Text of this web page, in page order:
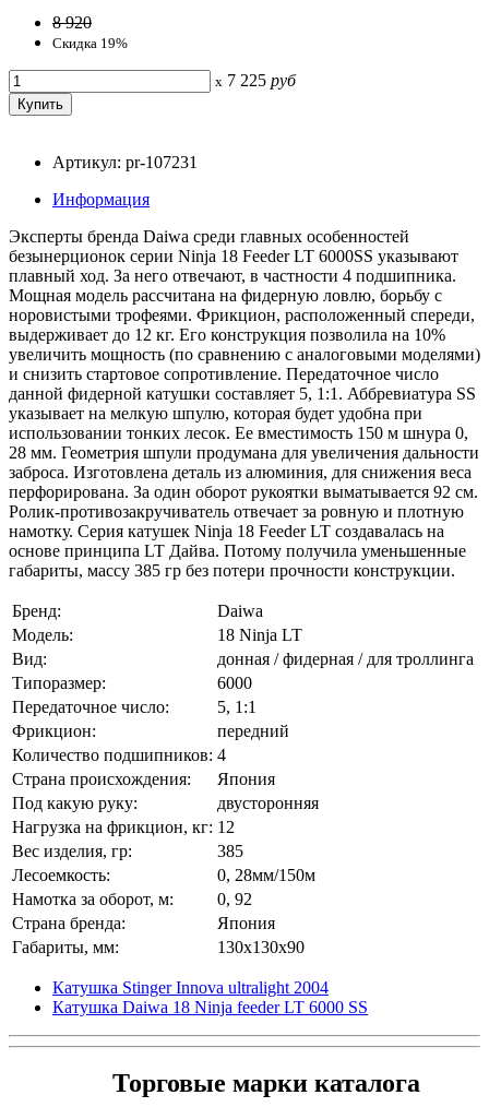
8 920
Скидка 19%
x 7 225 руб
Артикул: pr-107231
Информация
Эксперты бренда Daiwa среди главных особенностей
безынерционок серии Ninja 18 Feeder LT 6000SS указывают
плавный ход. За него отвечают, в частности 4 подшипника.
Мощная модель рассчитана на фидерную ловлю, борьбу с
норовистыми трофеями. Фрикцион, расположенный спереди,
выдерживает до 12 кг. Его конструкция позволила на 10%
увеличить мощность (по сравнению с аналоговыми моделями)
и снизить стартовое сопротивление. Передаточное число
данной фидерной катушки составляет 5, 1:1. Аббревиатура SS
указывает на мелкую шпулю, которая будет удобна при
использовании тонких лесок. Ее вместимость 150 м шнура 0,
28 мм. Геометрия шпули продумана для увеличения дальности
заброса. Изготовлена деталь из алюминия, для снижения веса
перфорирована. За один оборот рукоятки выматывается 92 см.
Ролик-противозакручиватель отвечает за ровную и плотную
намотку. Серия катушек Ninja 18 Feeder LT создавалась на
основе принципа LT Дайва. Потому получила уменьшенные
габариты, массу 385 гр без потери прочности конструкции.
Бренд:
Daiwa
Модель:
18 Ninja LT
Вид:
донная / фидерная / для троллинга
Типоразмер:
6000
Передаточное число:
5, 1:1
Фрикцион:
передний
Количество подшипников: 4
Страна происхождения:
Япония
Под какую руку:
двусторонняя
Нагрузка на фрикцион, кг: 12
Вес изделия, гр:
385
Лесоемкость:
0, 28мм/150м
Намотка за оборот, м:
0, 92
Страна бренда:
Япония
Габариты, мм:
130x130x90
Катушка Stinger Innova ultralight 2004
Катушка Daiwa 18 Ninja feeder LT 6000 SS
Торговые марки каталога